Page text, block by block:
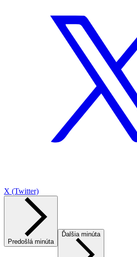
X (Twitter)
Predošlá minúta
Ďalšia minúta